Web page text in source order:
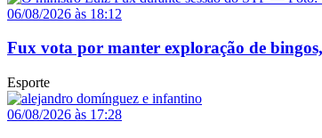
06/08/2026 às 18:12
Fux vota por manter exploração de
Esporte
06/08/2026 às 17:28